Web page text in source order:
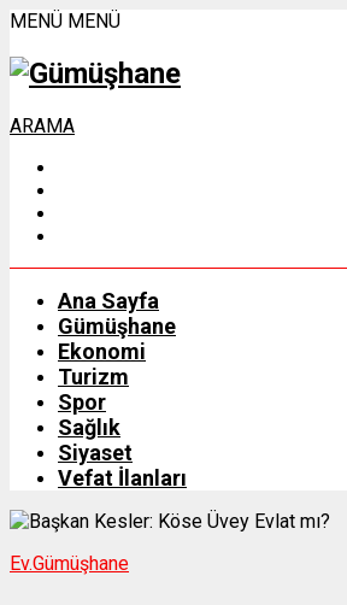
MENÜ MENÜ
ARAMA
Ana Sayfa
Gümüşhane
Ekonomi
Turizm
Spor
Sağlık
Siyaset
Vefat İlanları
Ev.Gümüşhane